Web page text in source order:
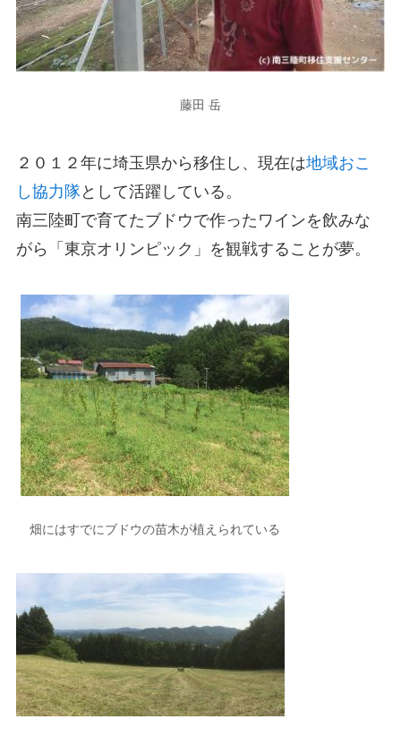
藤田 岳
２０１２年に埼玉県から移住し、現在は地域おこ
し協力隊として活躍している。
南三陸町で育てたブドウで作ったワインを飲みな
がら「東京オリンピック」を観戦することが夢。
畑にはすでにブドウの苗木が植えられている